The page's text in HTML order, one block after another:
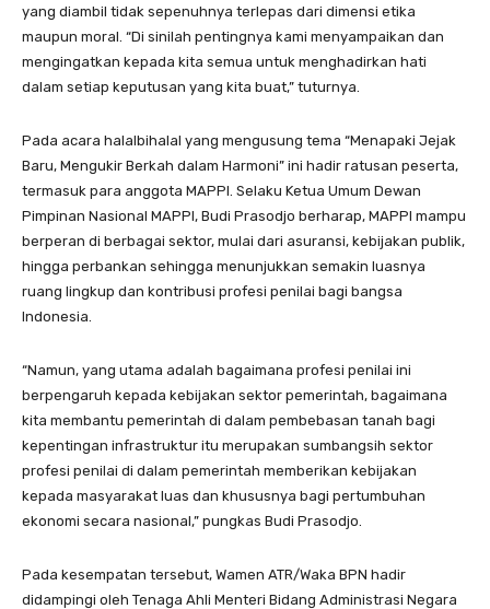
yang diambil tidak sepenuhnya terlepas dari dimensi etika
maupun moral. “Di sinilah pentingnya kami menyampaikan dan
mengingatkan kepada kita semua untuk menghadirkan hati
dalam setiap keputusan yang kita buat,” tuturnya.
Pada acara halalbihalal yang mengusung tema “Menapaki Jejak
Baru, Mengukir Berkah dalam Harmoni” ini hadir ratusan peserta,
termasuk para anggota MAPPI. Selaku Ketua Umum Dewan
Pimpinan Nasional MAPPI, Budi Prasodjo berharap, MAPPI mampu
berperan di berbagai sektor, mulai dari asuransi, kebijakan publik,
hingga perbankan sehingga menunjukkan semakin luasnya
ruang lingkup dan kontribusi profesi penilai bagi bangsa
Indonesia.
“Namun, yang utama adalah bagaimana profesi penilai ini
berpengaruh kepada kebijakan sektor pemerintah, bagaimana
kita membantu pemerintah di dalam pembebasan tanah bagi
kepentingan infrastruktur itu merupakan sumbangsih sektor
profesi penilai di dalam pemerintah memberikan kebijakan
kepada masyarakat luas dan khususnya bagi pertumbuhan
ekonomi secara nasional,” pungkas Budi Prasodjo.
Pada kesempatan tersebut, Wamen ATR/Waka BPN hadir
didampingi oleh Tenaga Ahli Menteri Bidang Administrasi Negara